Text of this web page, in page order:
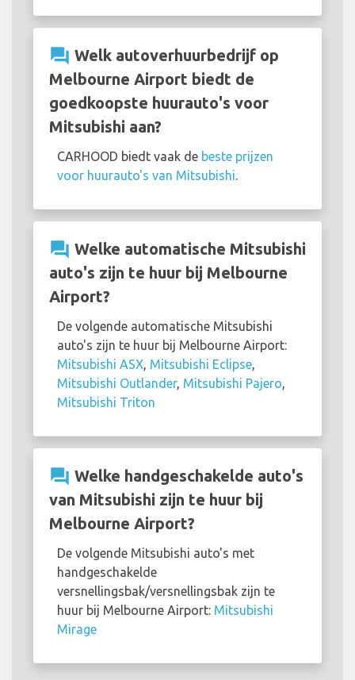
question_answer Welk autoverhuurbedrijf op
Melbourne Airport biedt de
goedkoopste huurauto's voor
Mitsubishi aan?
CARHOOD biedt vaak de beste prijzen
voor huurauto's van Mitsubishi
question_answer Welke automatische Mitsubishi
auto's zijn te huur bij Melbourne
Airport?
De volgende automatische Mitsubishi
auto's zijn te huur bij Melbourne Airport:
Mitsubishi ASX Mitsubishi Eclipse
Mitsubishi Outlander, Mitsubishi Pajero
Mitsubishi Triton
question_answer Welke handgeschakelde auto's
van Mitsubishi zijn te huur bij
Melbourne Airport?
De volgende Mitsubishi auto's met
handgeschakelde
versnellingsbak/versnellingsbak zijn te
huur bij Melbourne Airport: Mitsubishi
Mirage